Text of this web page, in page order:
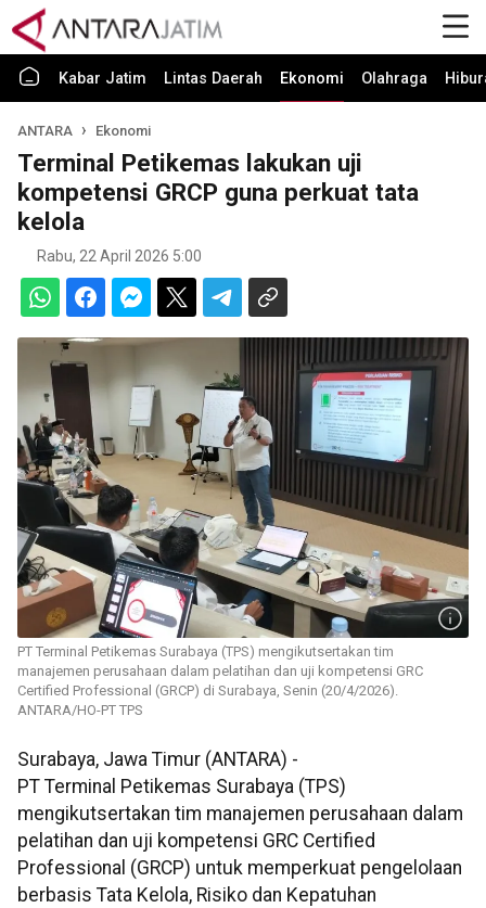
Kabar Jatim Lintas Daerah Ekonomi Olahraga
ANTARA Ekonomi
Terminal Petikemas lakukan uji
kompetensi GRCP guna perkuat tata
kelola
Rabu, 22 April 2026 5:00
PT Terminal Petikemas Surabaya (TPS) mengikutsertakan tim
manajemen perusahaan dalam pelatihan dan uji kompetensi GRC
Certified Professional (GRCP) di Surabaya, Senin (20/4/2026).
ANTARA/HO-PT TPS
Surabaya, Jawa Timur (ANTARA) -
PT Terminal Petikemas Surabaya (TPS)
mengikutsertakan tim manajemen perusahaan dalam
pelatihan dan uji kompetensi GRC Certified
Professional (GRCP) untuk memperkuat pengelolaan
berbasis Tata Kelola, Risiko dan Kepatuhan